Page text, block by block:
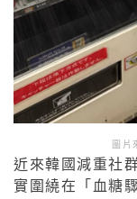
圖片
近來韓國減重社
實圍繞在「血糖